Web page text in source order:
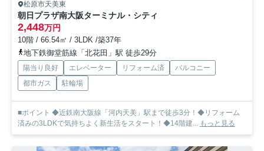
松原市天美東
朝日プラザ南大阪ターミナル・シティ
2,448万円
10階 / 66.54㎡ / 3LDK /築37年
地下鉄御堂筋線「北花田」駅 徒歩29分
陽当り良好 エレベーター リフォーム済
バルコニー
都市ガス
駐輪場
■ポイント ◆近鉄南大阪線「河内天美」駅まで徒歩3分！◆リフォーム
済みの3LDKで気持ちよく新生活をスタート！◆14階建... もっと見る